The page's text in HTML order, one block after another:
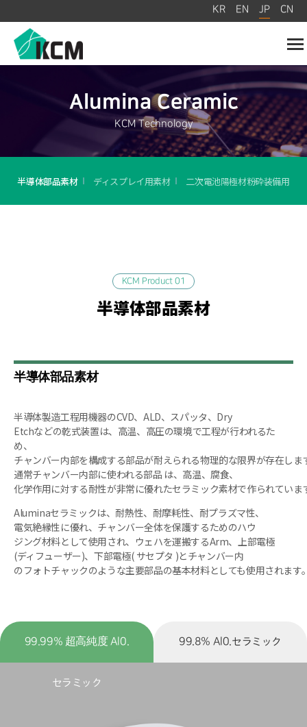
KR EN JP CN
Alumina Ceramic
KCM Technology
半導体部品素材 ディスプレイ用素材 二次電池陽極材粉砕装備用
KCM Product 01
半導体部品素材
半導体部品素材
半導体製造工程用機器のCVD、ALD、スパッタ、Dry
Etchなどの乾式装置は、高温、高圧の環境で工程が行われるた
め、
チャンバー内部を構成する部品が耐えられる物理的な限界が存在しま
通常チャンバー内部に使われる部品 は、高温、腐食、
化学作用に対する耐性が非常に優れたセラミック素材で作られていま
Aluminaセラミックは、耐熱性、耐摩耗性、耐プラズマ性、
電気絶縁性に優れ、チャンバー全体を保護するためのハウ
ジング材料として使用され、ウェハを運搬するArm、上部電極
(ディフューザー)、下部電極( サセプタ )とチャンバー内
のフォトチャックのような主要部品の基本材料としても使用されます
99.99% 超高純度 Al0.
セラミック
99.8% Al0.セラミック